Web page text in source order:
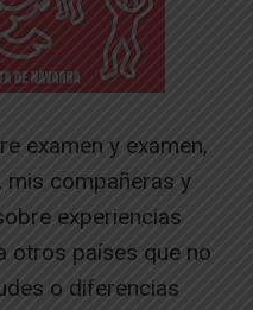
examen y examen,
mis compañeras y
experiencias
otros países que no
o diferencias